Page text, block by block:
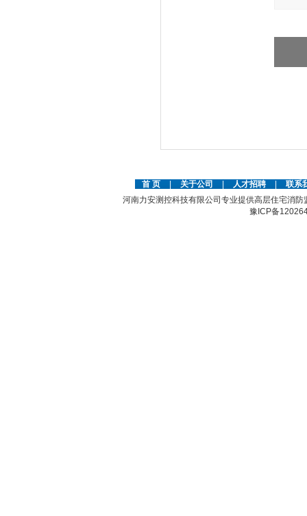
首 页 关于公司 人才招聘
联系
河南力安测控科技有限公司专业提供高层住宅消
豫ICP备